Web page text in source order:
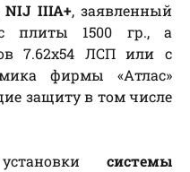
NIJ IIIA+, заявленный
плиты 1500 гр., а
7.62х54 ЛСП или с
фирмы «Атлас»
защиту в том числе
системы